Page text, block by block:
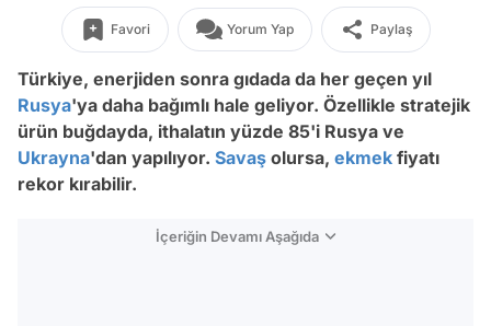
Favori Yorum Yap Paylaş
Türkiye, enerjiden sonra gıdada da her geçen yıl
Rusya'ya daha bağımlı hale geliyor. Özellikle stratejik
ürün buğdayda, ithalatın yüzde 85'i Rusya ve
Ukrayna'dan yapılıyor. Savaş olursa, ekmek fiyatı
rekor kırabilir.
İçeriğin Devamı Aşağıda